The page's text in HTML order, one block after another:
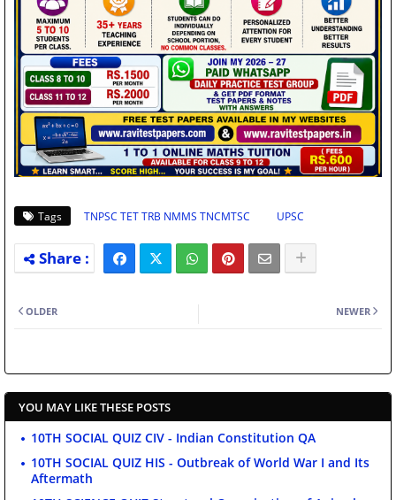
Tags TNPSC TET TRB NMMS TNCMTSC UPSC
NEWER
OLDER
YOU MAY LIKE THESE POSTS
10TH SOCIAL QUIZ CIV - Indian Constitution QA
10TH SOCIAL QUIZ HIS - Outbreak of World War I and Its
Aftermath